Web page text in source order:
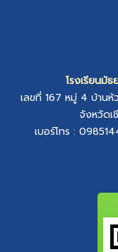
โรงเรียนมั
เลขที่ 167 หมู่ 4 บ้านห้
จังหวัดเ
เบอร์โทร :